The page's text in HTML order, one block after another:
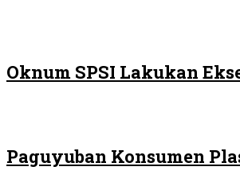
Oknum SPSI Lakukan
Paguyuban Konsumen